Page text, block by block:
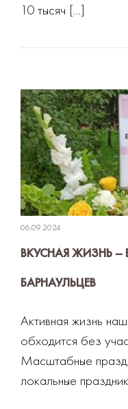
10 тысяч […]
06.09.2024
ВКУСНАЯ ЖИЗНЬ –
БАРНАУЛЬЦЕВ
Активная жизнь
обходится без
Масштабные
локальные